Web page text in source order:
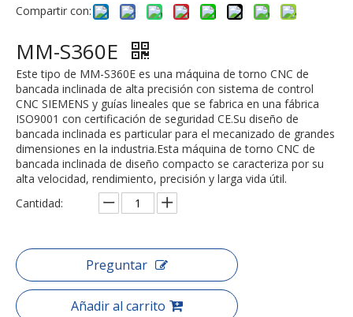
Compartir con:
MM-S360E
Este tipo de MM-S360E es una máquina de torno CNC de
bancada inclinada de alta precisión con sistema de control
CNC SIEMENS y guías lineales que se fabrica en una fábrica
ISO9001 con certificación de seguridad CE.Su diseño de
bancada inclinada es particular para el mecanizado de grandes
dimensiones en la industria.Esta máquina de torno CNC de
bancada inclinada de diseño compacto se caracteriza por su
alta velocidad, rendimiento, precisión y larga vida útil.
Cantidad:
Preguntar
Añadir al carrito